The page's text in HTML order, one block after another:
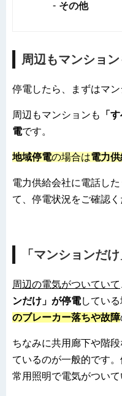
その他
周辺もマンショ
停電したら、まずはマン
周辺もマンションも 「
電です。
地域停電の場合は電力
電力供給会社に電話し
て、停電状況をご確認く
「マンションだ
周辺の電気がついていて
ンだけ」が停電してい
のブレーカー落ちや故障
ちなみに共用廊下や階
ているのが一般的です
常用照明で電気がついて